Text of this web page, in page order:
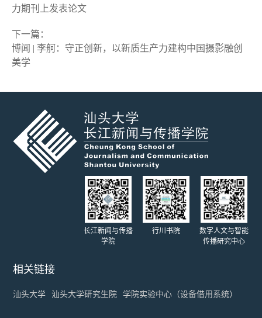
力期刊上发表论文
下一篇 ：
博闻 | 李舸：守正创新，以新质生产力建构中国摄影融创
美学
长江新闻与传播
学院
行川书院
数字人文与智能
传播研究中心
相关链接
汕头大学 汕头大学研究生院 学院实验中心（设备借用系统）